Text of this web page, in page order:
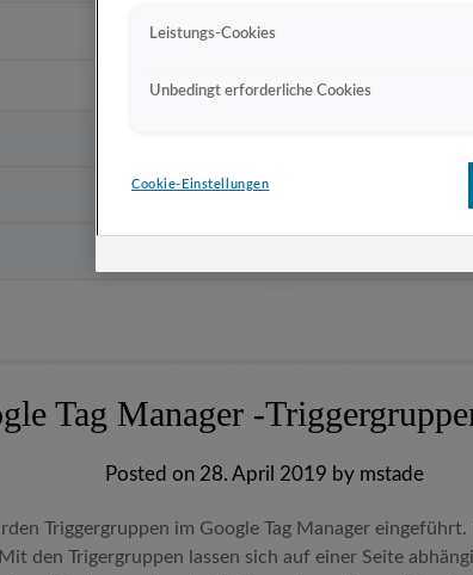
Tag Manager -
Posted on 28. April 2019 by mstade
Triggergruppen im Google Tag Manager eingeführt.
den Trigergruppen lassen sich auf einer Seite
Leistungs-Cookies
Unbedingt erforderliche Cookies
Cookie-Einstellungen